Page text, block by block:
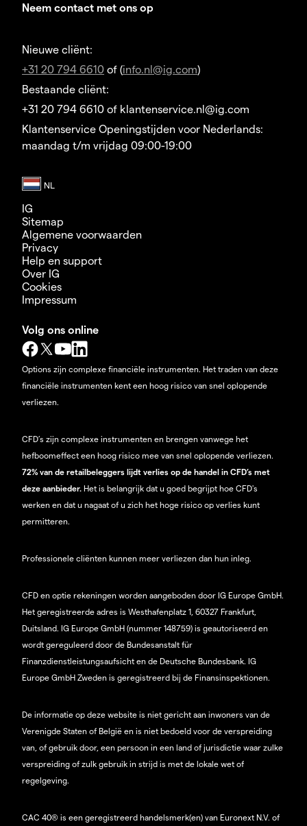
Neem contact met ons op
Nieuwe cliënt:
+31 20 794 6610 of (info.nl@ig.com)
Bestaande cliënt:
+31 20 794 6610 of klantenservice.nl@ig.com
Klantenservice Openingstijden voor Nederlands:
maandag t/m vrijdag 09:00-19:00
IG
Sitemap
Algemene voorwaarden
Privacy
Help en support
Over IG
Cookies
Impressum
Volg ons online
Options zijn complexe financiële instrumenten. Het traden van deze
financiële instrumenten kent een hoog risico van snel oplopende
verliezen.
CFD’s zijn complexe instrumenten en brengen vanwege het
hefboomeffect een hoog risico mee van snel oplopende verliezen.
72% van de retailbeleggers lijdt verlies op de handel in CFD’s met
deze aanbieder. Het is belangrijk dat u goed begrijpt hoe CFD's
werken en dat u nagaat of u zich het hoge risico op verlies kunt
permitteren.
Professionele cliënten kunnen meer verliezen dan hun inleg.
CFD en optie rekeningen worden aangeboden door IG Europe GmbH.
Het geregistreerde adres is Westhafenplatz 1, 60327 Frankfurt,
Duitsland. IG Europe GmbH (nummer 148759) is geautoriseerd en
wordt gereguleerd door de Bundesanstalt für
Finanzdienstleistungsaufsicht en de Deutsche Bundesbank. IG
Europe GmbH Zweden is geregistreerd bij de Finansinspektionen.
De informatie op deze website is niet gericht aan inwoners van de
Verenigde Staten of België en is niet bedoeld voor de verspreiding
van, of gebruik door, een persoon in een land of jurisdictie waar zulke
verspreiding of zulk gebruik in strijd is met de lokale wet of
regelgeving.
CAC 40® is een geregistreerd handelsmerk(en) van Euronext N.V. of